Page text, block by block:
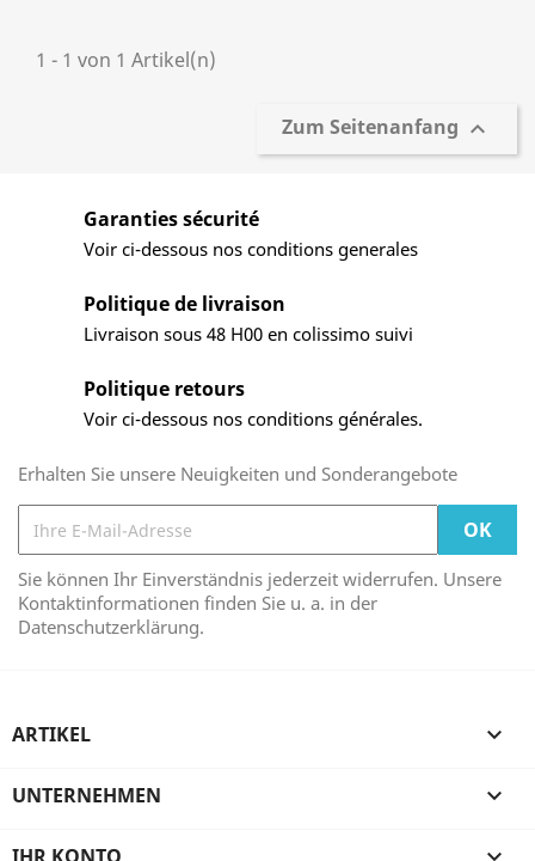
1 - 1 von 1 Artikel(n)
Zum Seitenanfang 
Garanties sécurité
Voir ci-dessous nos conditions generales
Politique de livraison
Livraison sous 48 H00 en colissimo suivi
Politique retours
Voir ci-dessous nos conditions générales.
Erhalten Sie unsere Neuigkeiten und Sonderangebote
Sie können Ihr Einverständnis jederzeit widerrufen. Unsere
Kontaktinformationen finden Sie u. a. in der
Datenschutzerklärung.
ARTIKEL 
UNTERNEHMEN 